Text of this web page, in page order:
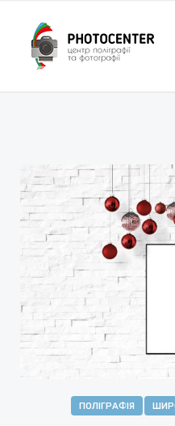
ПОЛІГРАФІЯ